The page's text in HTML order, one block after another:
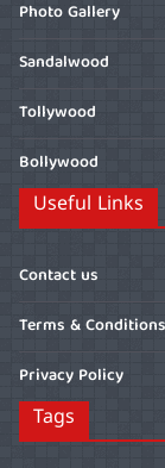
Photo Gallery
Sandalwood
Tollywood
Bollywood
Useful Links
Contact us
Terms & Conditions
Privacy Policy
Tags